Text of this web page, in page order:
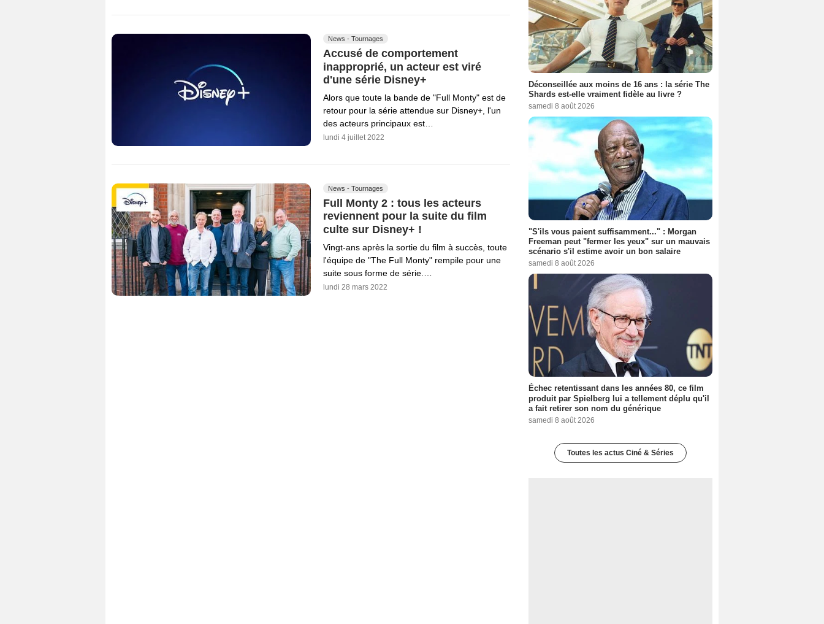
News - Tournages
Accusé de comportement
inapproprié, un acteur est viré
d'une série Disney+
Alors que toute la bande de "Full Monty" est de
retour pour la série attendue sur Disney+, l'un
des acteurs principaux est…
lundi 4 juillet 2022
News - Tournages
Full Monty 2 : tous les acteurs
reviennent pour la suite du film
culte sur Disney+ !
Vingt-ans après la sortie du film à succès, toute
l'équipe de "The Full Monty" rempile pour une
suite sous forme de série.…
lundi 28 mars 2022
Déconseillée aux moins de 16 ans : la série The
Shards est-elle vraiment fidèle au livre ?
samedi 8 août 2026
"S'ils vous paient suffisamment..." : Morgan
Freeman peut "fermer les yeux" sur un mauvais
scénario s'il estime avoir un bon salaire
samedi 8 août 2026
Échec retentissant dans les années 80, ce film
produit par Spielberg lui a tellement déplu qu'il
a fait retirer son nom du générique
samedi 8 août 2026
Toutes les actus Ciné & Séries